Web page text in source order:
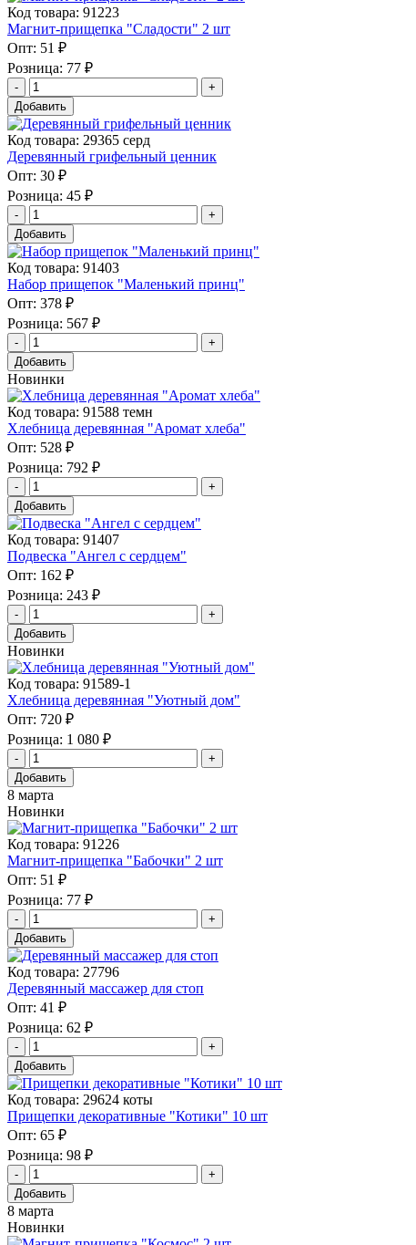
Код товара: 91223
Магнит-прищепка "Сладости" 2 шт
Опт: 51 ₽
Розница: 77 ₽
Добавить
Код товара: 29365 серд
Деревянный грифельный ценник
Опт: 30 ₽
Розница: 45 ₽
Добавить
Код товара: 91403
Набор прищепок "Маленький принц"
Опт: 378 ₽
Розница: 567 ₽
Добавить
Новинки
Код товара: 91588 темн
Хлебница деревянная "Аромат хлеба"
Опт: 528 ₽
Розница: 792 ₽
Добавить
Код товара: 91407
Подвеска "Ангел с сердцем"
Опт: 162 ₽
Розница: 243 ₽
Добавить
Новинки
Код товара: 91589-1
Хлебница деревянная "Уютный дом"
Опт: 720 ₽
Розница: 1 080 ₽
Добавить
8 марта
Новинки
Код товара: 91226
Магнит-прищепка "Бабочки" 2 шт
Опт: 51 ₽
Розница: 77 ₽
Добавить
Код товара: 27796
Деревянный массажер для стоп
Опт: 41 ₽
Розница: 62 ₽
Добавить
Код товара: 29624 коты
Прищепки декоративные "Котики" 10 шт
Опт: 65 ₽
Розница: 98 ₽
Добавить
8 марта
Новинки